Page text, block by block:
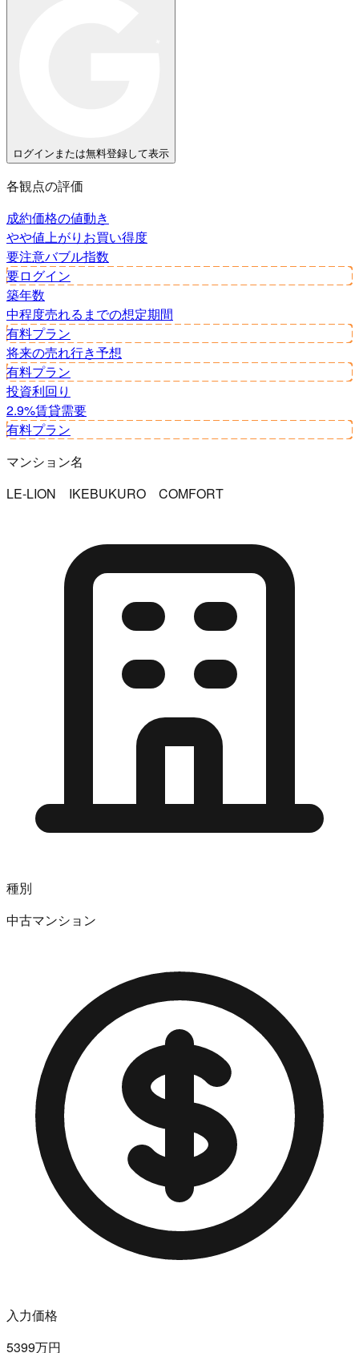
ログインまたは無料登録して表示
各観点の評価
成約価格の値動き
やや値上がり お買い得度
要注意バブル指数
要ログイン
築年数
中程度売れるまでの想定期間
有料プラン
将来の売れ行き予想
有料プラン
投資利回り
2.9%賃貸需要
有料プラン
マンション名
LE-LION IKEBUKURO COMFORT
種別
中古マンション
入力価格
5399万円